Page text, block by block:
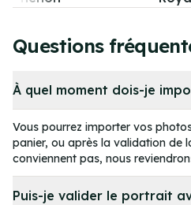
of
Questions
À quel moment dois-je
Vous pourrez importer vos
panier, ou après la validation de
conviennent pas, nous
Puis-je valider le portrait